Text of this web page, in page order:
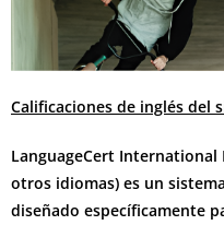
Calificaciones de inglés del
LanguageCert International
otros idiomas) es un
diseñado específicamente